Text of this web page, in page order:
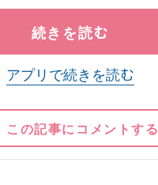
続きを読む
アプリで続きを読む
この記事にコメントする